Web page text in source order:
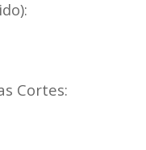
Cortes: